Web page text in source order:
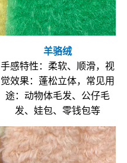
羊骆绒
手感特性：柔软、顺滑，视
觉效果：蓬松立体，常见用
途：动物体毛发、公仔毛
发、娃包、零钱包等